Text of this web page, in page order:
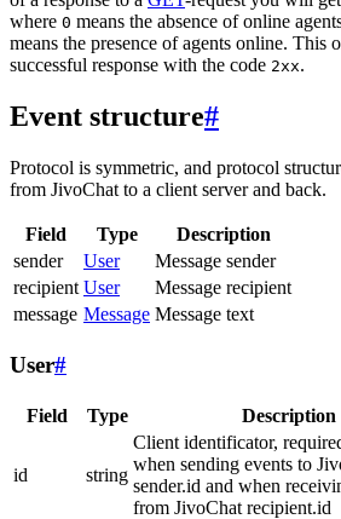
where 0 means the absence of online
means the presence of agents online. This
successful response with the code 2xx.
Event structure#
Protocol is symmetric, and protocol
from JivoChat to a client server and back.
Field Type
Description
sender
User
Message sender
recipient User
Message recipient
message Message Message text
User#
Field Type Description
id string
Client identificator,
when sending events to
sender.id and when
from JivoChat recipient.id